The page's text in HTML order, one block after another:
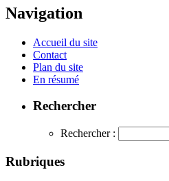
Navigation
Accueil du site
Contact
Plan du site
En résumé
Rechercher
Rechercher :
Rubriques